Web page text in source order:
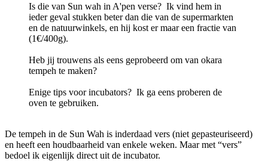
Is die van Sun wah in A'pen verse? Ik vind hem in
ieder geval stukken beter dan die van de supermarkten
en de natuurwinkels, en hij kost er maar een fractie van
(1€/400g).
Heb jij trouwens als eens geprobeerd om van okara
tempeh te maken?
Enige tips voor incubators? Ik ga eens proberen de
oven te gebruiken.
De tempeh in de Sun Wah is inderdaad vers (niet gepasteuriseerd)
en heeft een houdbaarheid van enkele weken. Maar met “vers”
bedoel ik eigenlijk direct uit de incubator.